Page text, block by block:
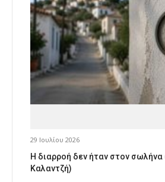
29 Ιουλίου 2026
Η διαρροή δεν ήταν στον
Καλαντζή)